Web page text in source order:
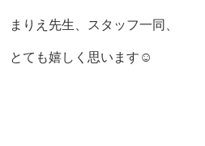
まりえ先生、スタッフ一同、
とても嬉しく思います☺